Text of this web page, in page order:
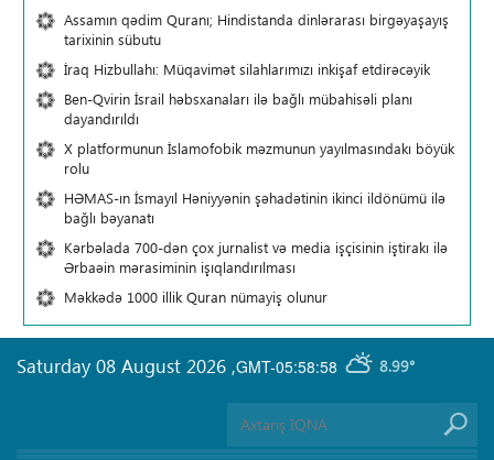
Assamın qədim Quranı; Hindistanda dinlərarası birgəyaşayış
tarixinin sübutu
İraq Hizbullahı: Müqavimət silahlarımızı inkişaf etdirəcəyik
Ben-Qvirin İsrail həbsxanaları ilə bağlı mübahisəli planı
dayandırıldı
X platformunun İslamofobik məzmunun yayılmasındakı böyük
rolu
HƏMAS-ın İsmayıl Həniyyənin şəhadətinin ikinci ildönümü ilə
bağlı bəyanatı
Kərbəlada 700-dən çox jurnalist və media işçisinin iştirakı ilə
Ərbaəin mərasiminin işıqlandırılması
Məkkədə 1000 illik Quran nümayiş olunur
GMT-05:58:58 8.99°
Saturday 08 August 2026 ,